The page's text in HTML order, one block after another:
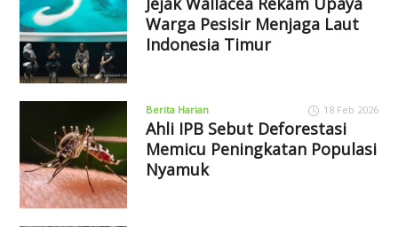
Warga Pesisir Menjaga Laut
Indonesia Timur
Berita Harian 18 Feb 2026
Ahli IPB Sebut Deforestasi
Memicu Peningkatan Populasi
Nyamuk